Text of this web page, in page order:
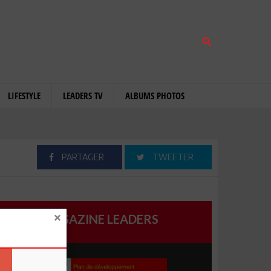
LIFESTYLE LEADERS TV ALBUMS PHOTOS
PARTAGER TWEETER
MAGAZINE LEADERS